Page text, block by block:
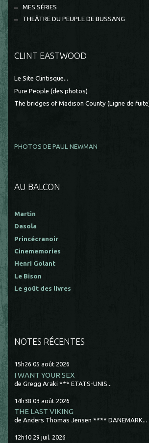
MES SÉRIES
THEÂTRE DU PEUPLE DE BUSSANG
CLINT EASTWOOD
Le Site Clintisque...
Pure People (des photos)
The bridges of Madison County (Ligne de
PHOTOS DE PAUL NEWMAN
AU BALCON
Martin
Dasola
Princécranoir
Cinememories
Henri Golant
Le Bison
Le goût des livres
NOTES RÉCENTES
15h26 05 août 2026
I WANT YOUR SEX
de Gregg Araki *** ETATS-UNIS...
14h38 03 août 2026
THE LAST VIKING
de Anders Thomas Jensen **** DANEMARK...
12h10 29 juil. 2026